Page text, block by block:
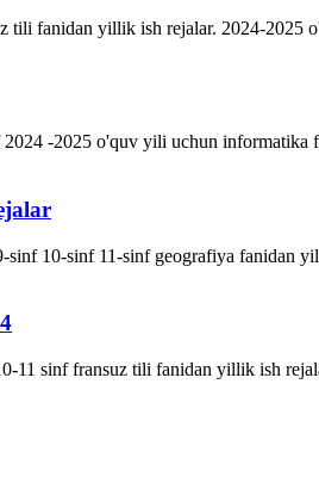
tili fanidan yillik ish rejalar. 2024-
-2025 o'quv yili uchun
10-sinf 11-sinf geografiya
11 sinf fransuz tili fanidan yillik ish